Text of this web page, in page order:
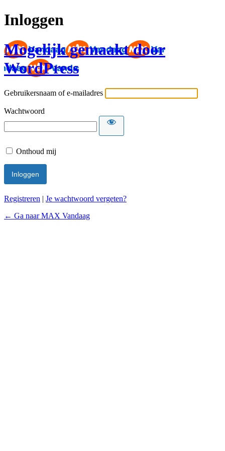
Inloggen
Mogelijk gemaakt door
WordPress
Gebruikersnaam of e-mailadres
Wachtwoord
Onthoud mij
Registreren | Je wachtwoord vergeten?
← Ga naar MAX Vandaag